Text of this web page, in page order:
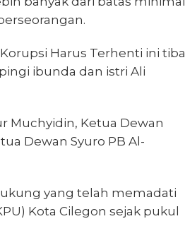
Harus Terhenti ini tiba
ibunda dan istri Ali
Muchyidin, Ketua Dewan
Dewan Syuro PB Al-
yang telah memadati
Kota Cilegon sejak pukul